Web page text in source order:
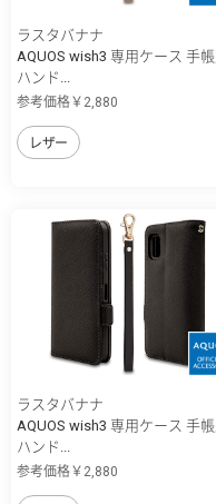
ラスタバナナ
AQUOS wish3 専用ケース 手
ハンド...
参考価格￥2,880
レザー
ラスタバナナ
AQUOS wish3 専用ケース 手
ハンド...
参考価格￥2,880